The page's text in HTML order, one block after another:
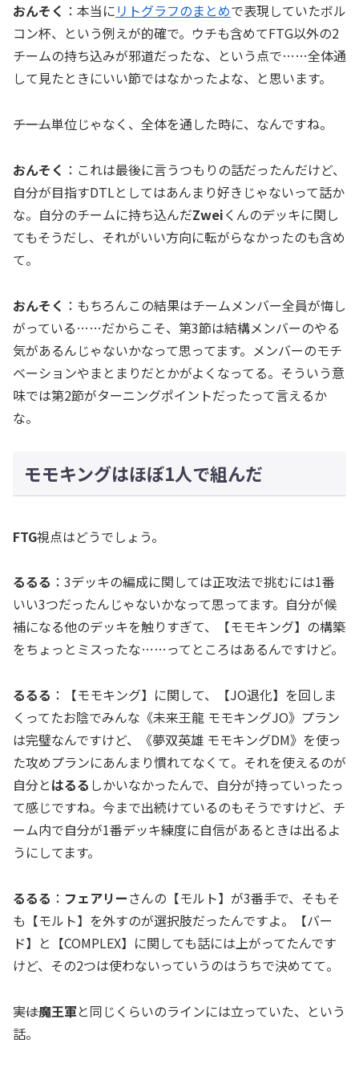
おんそく ：本当にリトグラフのまとめで表現していたボル
コン杯、という例えが的確で。ウチも含めてFTG以外の2
チームの持ち込みが邪道だったな、という点で……全体通
して見たときにいい節ではなかったよな、と思います。
―――チーム単位じゃなく、全体を通した時に、なんですね。
おんそく ：これは最後に言うつもりの話だったんだけど、
自分が目指すDTLとしてはあんまり好きじゃないって話か
な。自分のチームに持ち込んだZweiくんのデッキに関し
てもそうだし、それがいい方向に転がらなかったのも含め
て。
おんそく ：もちろんこの結果はチームメンバー全員が悔し
がっている……だからこそ、第3節は結構メンバーのやる
気があるんじゃないかなって思ってます。メンバーのモチ
ベーションやまとまりだとかがよくなってる。そういう意
味では第2節がターニングポイントだったって言えるか
な。
モモキングはほぼ1人で組んだ
FTG視点はどうでしょう。
るるる ：3デッキの編成に関しては正攻法で挑むには1番
いい3つだったんじゃないかなって思ってます。自分が候
補になる他のデッキを触りすぎて、【モモキング】の構築
をちょっとミスったな……ってところはあるんですけど。
るるる ：【モモキング】に関して、【JO退化】を回しま
くってたお陰でみんな《未来王龍 モモキングJO》プラン
は完璧なんですけど、《夢双英雄 モモキングDM》を使っ
た攻めプランにあんまり慣れてなくて。それを使えるのが
自分とはるる しかいなかったんで、自分が持っていったっ
て感じですね。今まで出続けているのもそうですけど、チ
ーム内で自分が1番デッキ練度に自信があるときは出るよ
うにしてます。
るるる ： フェアリーさんの【モルト】が3番手で、そもそ
も【モルト】を外すのが選択肢だったんですよ。【バー
ド】と【COMPLEX】に関しても話には上がってたんです
けど、その2つは使わないっていうのはうちで決めてて。
―――実は魔王軍と同じくらいのラインには立っていた、という
話。